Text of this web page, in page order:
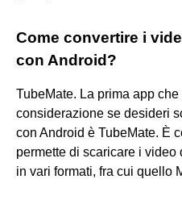
Come convertire i
con Android?
TubeMate. La prima app
considerazione se desideri
con Android è TubeMate. È
permette di scaricare i video
in vari formati, fra cui quello